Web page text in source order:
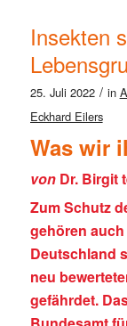
Insekten
25. Juli 2022 / in
Eckhard Eilers
Was wir
vonDr. Birgit
Zum Schutz
gehören
Deutschland
neu
gefährdet.